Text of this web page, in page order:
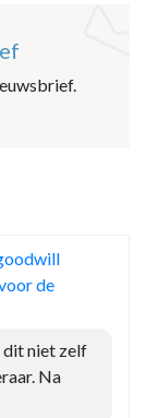
de
dit niet zelf
Na